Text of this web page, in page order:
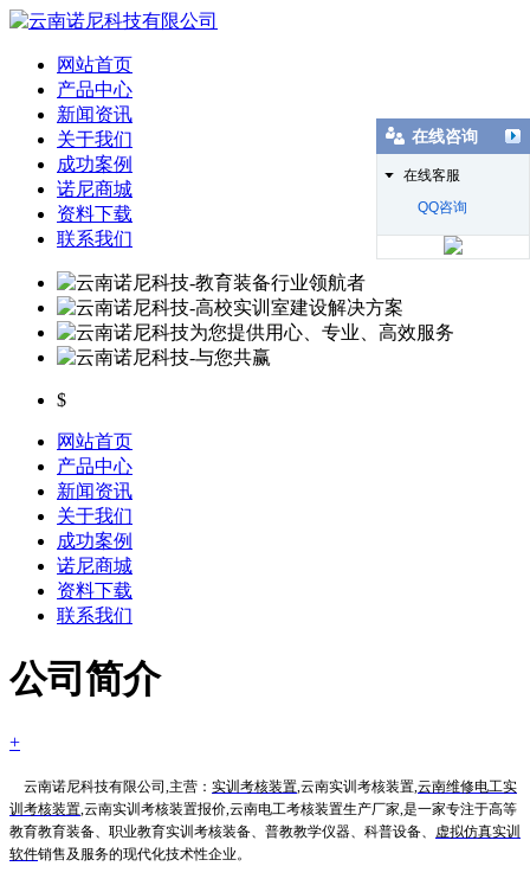
网站首页
产品中心
新闻资讯
关于我们
成功案例
诺尼商城
资料下载
联系我们
$
网站首页
产品中心
新闻资讯
关于我们
成功案例
诺尼商城
资料下载
联系我们
公司简介
+
云南诺尼科技有限公司,主营： 实训考核装置,云南实训考核装置,云南维修电工实
训考核装置,云南实训考核装置报价,云南电工考核装置生产厂家,是一家专注于高等
教育教育装备、职业教育实训考核装备、普教教学仪器、科普设备、 虚拟仿真实训
软件销售及服务的现代化技术性企业。
在线咨询
在线客服
QQ咨询